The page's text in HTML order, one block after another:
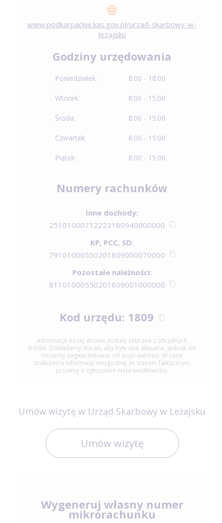
www.podkarpackie.kas.gov.pl/urzad-skarbowy-w-
lezajsku
Godziny urzędowania
Poniedziałek: 8:00 - 18:00
Wtorek: 8:00 - 15:00
Środa: 8:00 - 15:00
Czwartek: 8:00 - 15:00
Piątek: 8:00 - 15:00
Numery rachunków
Inne dochody:
25101000712223180940000000
KP, PCC, SD:
79101000550201809000070000
Pozostałe należności:
81101000550201809001000000
Kod urzędu: 1809
Informacje na tej stronie zostały zebrane z oficjalnych
źródeł. Dokładamy starań, aby były one aktualne, jednak nie
możemy zagwarantować ich poprawności. W razie
znalezienia informacji niezgodnej ze stanem faktycznym,
prosimy o zgłoszenie nieprawidłowości.
Umów wizytę w Urząd Skarbowy w Leżajsku
Umów wizytę
Wygeneruj własny numer
mikrorachunku